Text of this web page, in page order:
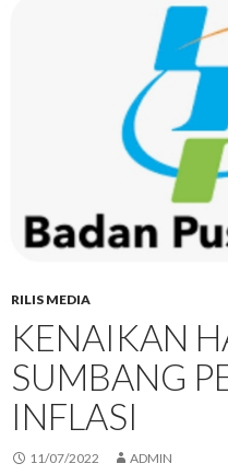
RILIS MEDIA
KENAIKAN
SUMBANG
INFLASI
11/07/2022 ADMIN